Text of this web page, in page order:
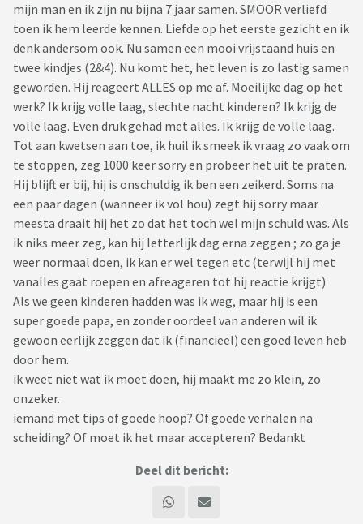
mijn man en ik zijn nu bijna 7 jaar samen. SMOOR verliefd
toen ik hem leerde kennen. Liefde op het eerste gezicht en ik
denk andersom ook. Nu samen een mooi vrijstaand huis en
twee kindjes (2&4). Nu komt het, het leven is zo lastig samen
geworden. Hij reageert ALLES op me af. Moeilijke dag op het
werk? Ik krijg volle laag, slechte nacht kinderen? Ik krijg de
volle laag. Even druk gehad met alles. Ik krijg de volle laag.
Tot aan kwetsen aan toe, ik huil ik smeek ik vraag zo vaak om
te stoppen, zeg 1000 keer sorry en probeer het uit te praten.
Hij blijft er bij, hij is onschuldig ik ben een zeikerd. Soms na
een paar dagen (wanneer ik vol hou) zegt hij sorry maar
meesta draait hij het zo dat het toch wel mijn schuld was. Als
ik niks meer zeg, kan hij letterlijk dag erna zeggen ; zo ga je
weer normaal doen, ik kan er wel tegen etc (terwijl hij met
vanalles gaat roepen en afreageren tot hij reactie krijgt)
Als we geen kinderen hadden was ik weg, maar hij is een
super goede papa, en zonder oordeel van anderen wil ik
gewoon eerlijk zeggen dat ik (financieel) een goed leven heb
door hem.
ik weet niet wat ik moet doen, hij maakt me zo klein, zo
onzeker.
iemand met tips of goede hoop? Of goede verhalen na
scheiding? Of moet ik het maar accepteren? Bedankt
Deel dit bericht: